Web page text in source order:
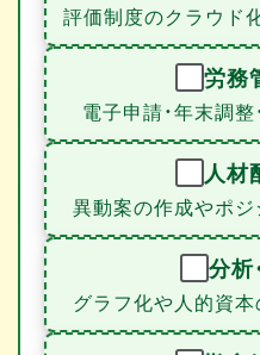
評価制度のクラウド
労務
電子申請・年末調
人材
異動案の作成やポ
分析
グラフ化や人的資